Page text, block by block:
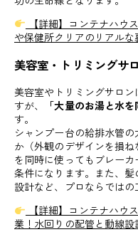
【詳細】コンテナハウ
や保健所クリアのリアルな
美容室・トリミングサ
美容室やトリミングサロ
すが、
「大量のお湯と水を
す。
シャンプー台の給排水管
か（外観のデザインを損
を同時に使ってもブレー
条件になります。また、
設計など、プロならではの
【詳細】コンテナハウ
業！水回りの配管と動線設